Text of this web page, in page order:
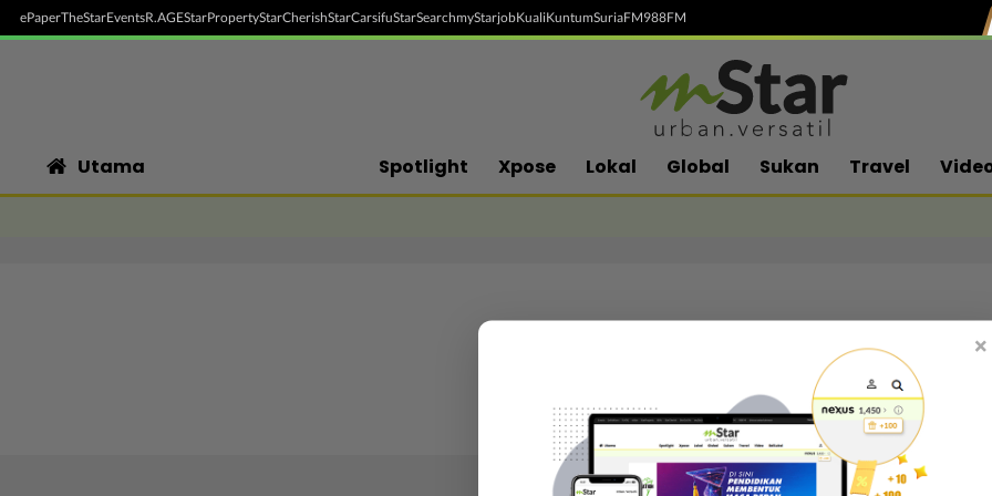
ePaperTheStarEventsR.AGEStarPropertyStarCherishStarCarsifuStarSearchmyStarjobKualiKuntumSuriaFM988FM
Utama Spotlight Xpose Lokal Global Sukan Travel
Follow media sosial kami
×